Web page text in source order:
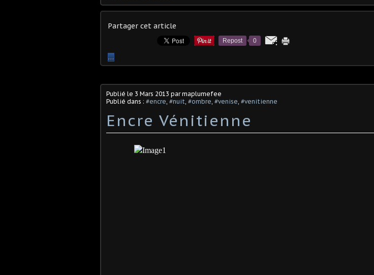
Partager cet article
Repost 0
…
Publié le 3 Mars 2013 par maplumefee
Publié dans : #encre #nuit #ombre #venise #venitienne
Encre Vénitienne